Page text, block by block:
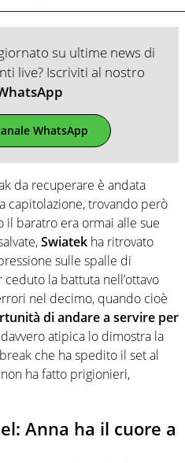
su ultime news di
live? Iscriviti al nostro
WhatsApp
da recuperare è andata
capitolazione, trovando però
il baratro era ormai alle sue
Swiatek ha ritrovato
sulle spalle di
la battuta nell’ottavo
nel decimo, quando cioè
di andare a servire per
atipica lo dimostra la
che ha spedito il set al
non ha fatto prigionieri,
Anna ha il cuore a